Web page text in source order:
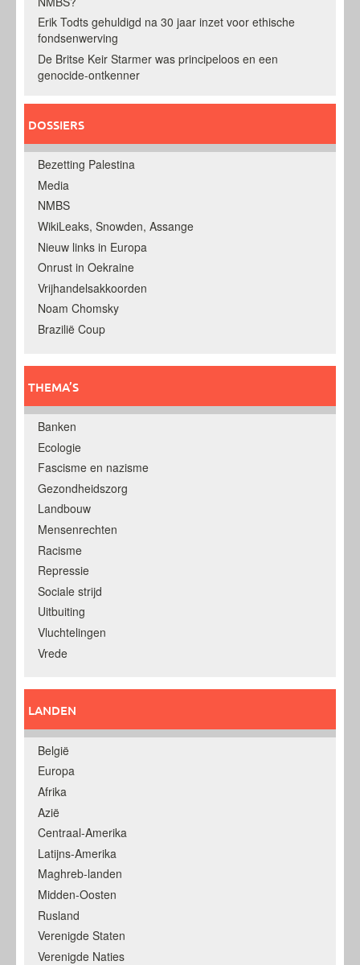
Erik Todts gehuldigd na 30 jaar inzet voor ethische
fondsenwerving
De Britse Keir Starmer was principeloos en een
genocide-ontkenner
DOSSIERS
Bezetting Palestina
Media
NMBS
WikiLeaks, Snowden, Assange
Nieuw links in Europa
Onrust in Oekraine
Vrijhandelsakkoorden
Noam Chomsky
Brazilië Coup
THEMA’S
Banken
Ecologie
Fascisme en nazisme
Gezondheidszorg
Landbouw
Mensenrechten
Racisme
Repressie
Sociale strijd
Uitbuiting
Vluchtelingen
Vrede
LANDEN
België
Europa
Afrika
Azië
Centraal-Amerika
Latijns-Amerika
Maghreb-landen
Midden-Oosten
Rusland
Verenigde Staten
Verenigde Naties